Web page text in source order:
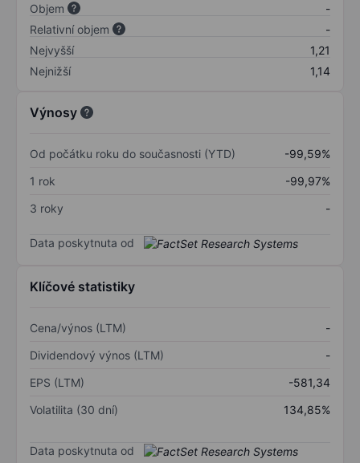
Objem
-
Relativní objem
-
Nejvyšší
1,21
Nejnižší
1,14
Výnosy
Od počátku roku do současnosti (YTD)
-99,59%
1 rok
-99,97%
3 roky
-
Data poskytnuta od
Klíčové statistiky
Cena/výnos (LTM)
-
Dividendový výnos (LTM)
-
EPS (LTM)
-581,34
Volatilita (30 dní)
134,85%
Data poskytnuta od